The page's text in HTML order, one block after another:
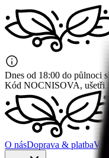
Dnes od 18:00 do půlnoci
Kód NOCNISOVA, ušetři
O násDoprava & platba